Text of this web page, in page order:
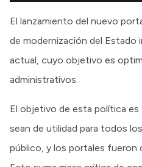
El lanzamiento del nuevo
de modernización del Estado
actual, cuyo objetivo es
administrativos.
El objetivo de esta política es
sean de utilidad para todos
público, y los portales fueron